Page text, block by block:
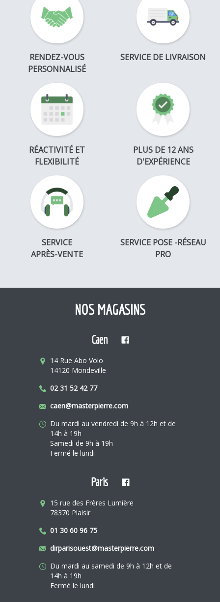
RENDEZ-VOUS
PERSONNALISÉ
SERVICE DE LIVRAISON
RÉACTIVITÉ ET
FLEXIBILITÉ
PLUS DE 12 ANS
D'EXPÉRIENCE
SERVICE
APRÈS-VENTE
SERVICE POSE -RÉSEAU
PRO
NOS MAGASINS
Caen
14 Rue Abo Volo
14120 Mondeville
02 31 52 42 77
caen@masterpierre.com
Du mardi au vendredi de 9h à 12h et de
14h à 19h
Samedi de 9h à 19h
Fermé le lundi
Paris
15 rue des Frères Lumière
78370 Plaisir
01 30 60 96 75
dirparisouest@masterpierre.com
Du mardi au samedi de 9h à 12h et de
14h à 19h
Fermé le lundi